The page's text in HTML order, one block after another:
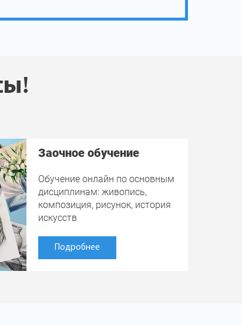
Заочное обучение
Обучение онлайн по основным
дисциплинам: живопись,
композиция, рисунок, история
искусств
Подробнее